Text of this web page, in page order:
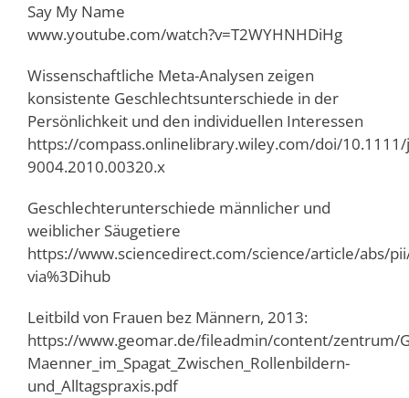
Say My Name
www.youtube.com/watch?v=T2WYHNHDiHg
Wissenschaftliche Meta-Analysen zeigen
konsistente Geschlechtsunterschiede in der
Persönlichkeit und den individuellen Interessen
https://compass.onlinelibrary.wiley.com/doi/
9004.2010.00320.x
Geschlechterunterschiede männlicher und
weiblicher Säugetiere
https://www.sciencedirect.com/science/article/abs/
via%3Dihub
Leitbild von Frauen bez Männern, 2013:
https://www.geomar.de/fileadmin/content/zentrum/
Maenner_im_Spagat_Zwischen_Rollenbildern-
und_Alltagspraxis.pdf